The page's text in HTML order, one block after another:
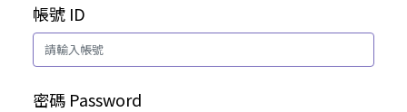
帳號 ID
密碼 Password